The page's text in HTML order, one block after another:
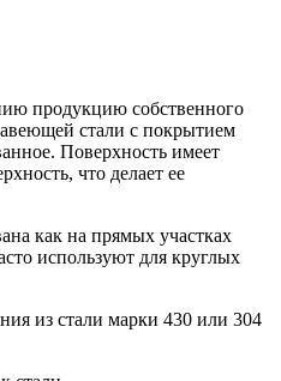
продукцию собственного
стали с покрытием
Поверхность имеет
что делает ее
как на прямых участках
используют для круглых
из стали марки 430 или 304